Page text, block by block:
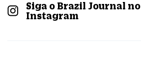
Siga o Brazil Journal no
Instagram